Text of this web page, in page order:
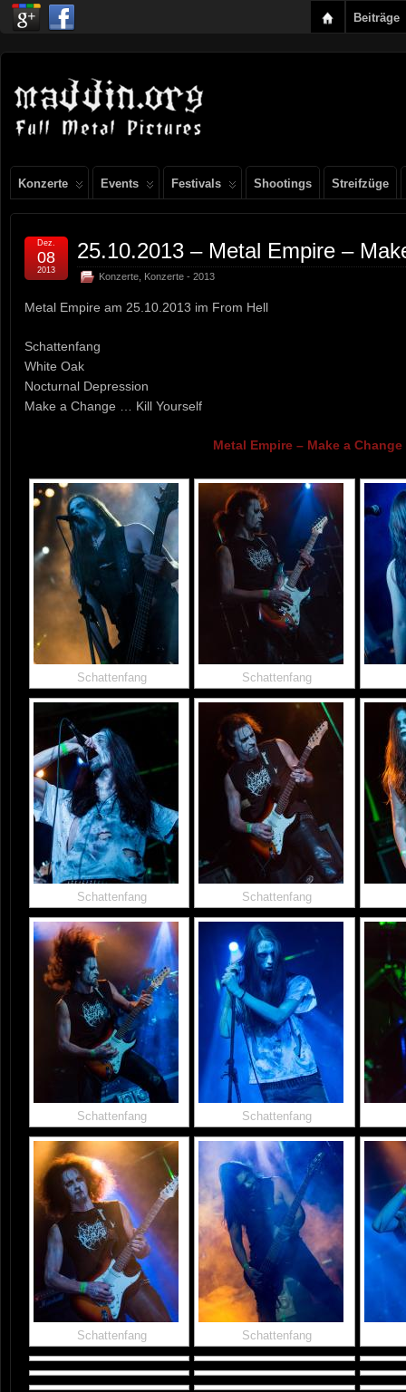
Beiträge
Konzerte Events Festivals Shootings Streifzüge
25.10.2013 – Metal Empire –
Konzerte Konzerte - 2013
Dez.
08
2013
Metal Empire am 25.10.2013 im From Hell
Schattenfang
White Oak
Nocturnal Depression
Make a Change … Kill Yourself
Metal Empire – Make a
Schattenfang Schattenfang
Schattenfang Schattenfang
Schattenfang Schattenfang
Schattenfang Schattenfang